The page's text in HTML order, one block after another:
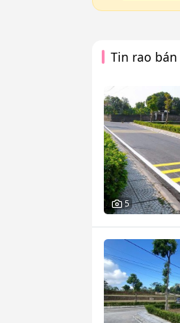
Tin rao
5